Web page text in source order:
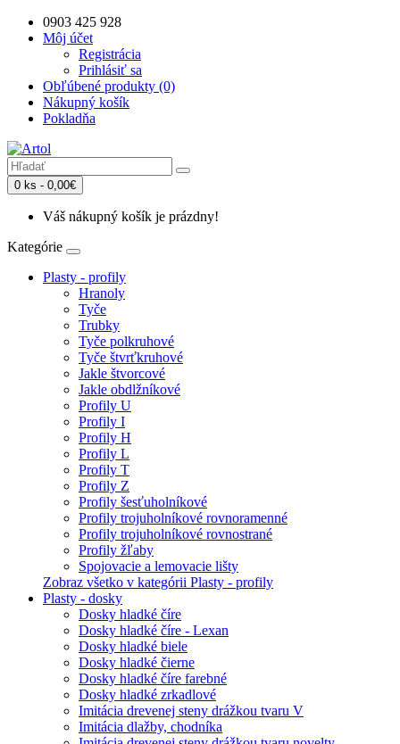
0903 425 928
Môj účet
Registrácia
Prihlásiť sa
Obľúbené produkty (0)
Nákupný košík
Pokladňa
0 ks - 0,00€
Váš nákupný košík je prázdny!
Kategórie
Plasty - profily
Hranoly
Tyče
Trubky
Tyče polkruhové
Tyče štvrťkruhové
Jakle štvorcové
Jakle obdlžníkové
Profily U
Profily I
Profily H
Profily L
Profily T
Profily Z
Profily šesťuholníkové
Profily trojuholníkové rovnoramenné
Profily trojuholníkové rovnostrané
Profily žľaby
Spojovacie a lemovacie lišty
Zobraz všetko v kategórii Plasty - profily
Plasty - dosky
Dosky hladké číre
Dosky hladké číre - Lexan
Dosky hladké biele
Dosky hladké čierne
Dosky hladké číre farebné
Dosky hladké zrkadlové
Imitácia drevenej steny drážkou tvaru V
Imitácia dlažby, chodníka